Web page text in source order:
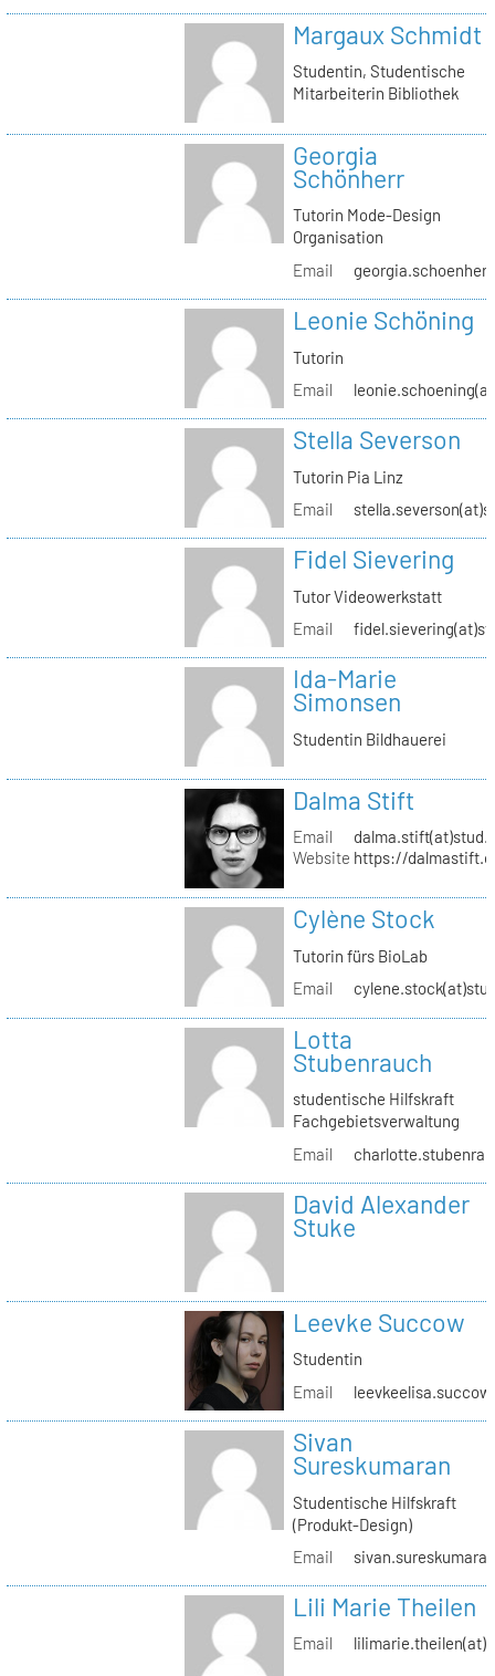
Margaux Schmidt
Studentin, Studentische
Mitarbeiterin Bibliothek
Georgia
Schönherr
Tutorin Mode-Design
Organisation
Email
Leonie Schöning
Tutorin
Email
Stella Severson
Tutorin Pia Linz
Email
Fidel Sievering
Tutor Videowerkstatt
Email
Ida-Marie
Simonsen
Studentin Bildhauerei
Dalma Stift
Email
Website https://
Cylène Stock
Tutorin fürs BioLab
Email
Lotta
Stubenrauch
studentische Hilfskraft
Fachgebietsverwaltung
Email
David Alexander
Stuke
Leevke Succow
Studentin
Email
Sivan
Sureskumaran
Studentische Hilfskraft
(Produkt-Design)
Email
Lili Marie Theilen
Email